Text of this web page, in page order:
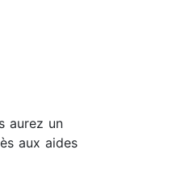
aurez un
aux aides